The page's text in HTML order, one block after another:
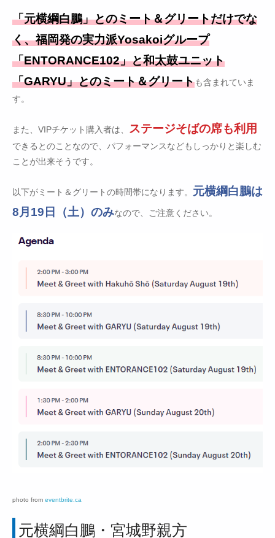
「元横綱白鵬」とのミート＆グリートだけでな
く、福岡発の実力派Yosakoiグループ
「ENTORANCE102」と和太鼓ユニット
「GARYU」とのミート＆グリートも含まれていま
す。
また、VIPチケット購入者は、 ステージそばの席も利用
できるとのことなので、パフォーマンスなどもしっかりと楽しむ
ことが出来そうです。
以下がミート＆グリートの時間帯になります。 元横綱白鵬は
8月19日（土）のみなので、ご注意ください。
photo from eventbrite.ca
元横綱白鵬・宮城野親方